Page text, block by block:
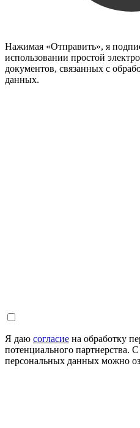
Нажимая «Отправить», я
использовании простой
документов, связанных с
данных.
Я даю согласие на обработку
потенциального партнерства.
персональных данных можно